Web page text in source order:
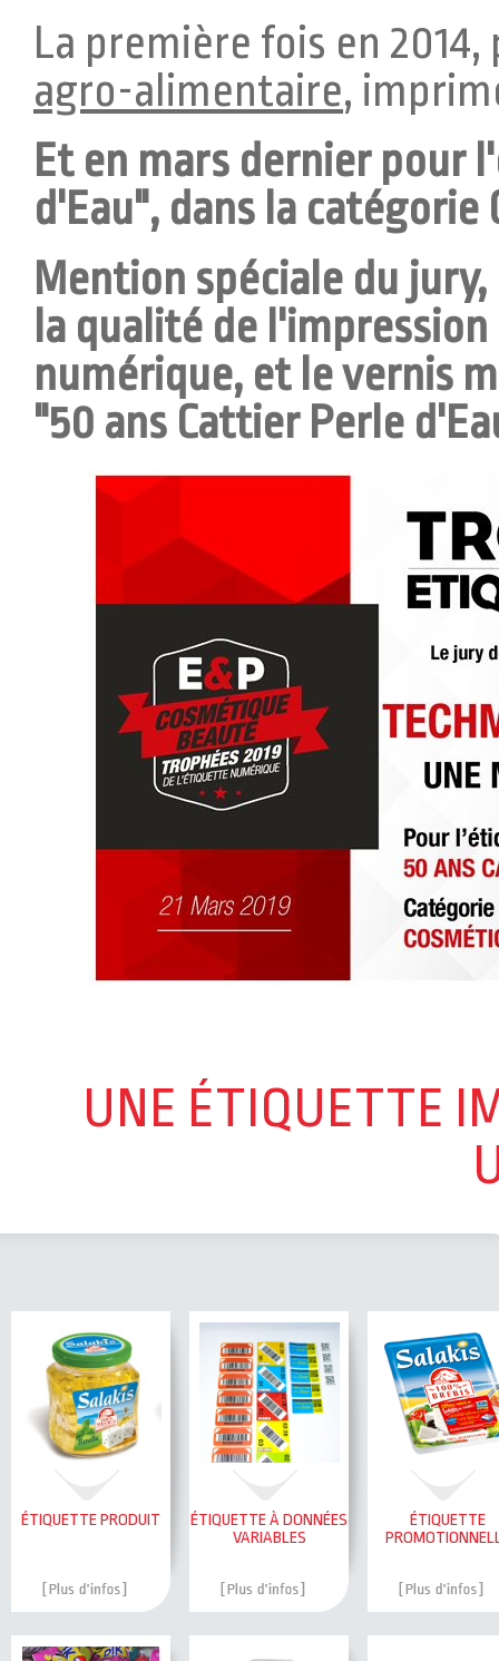
La première fois en
agro-alimentaire,
Et en mars dernier pour
d'Eau", dans la
Mention spéciale du
la qualité de
numérique, et le vernis
"50 ans Cattier Perle
UNE ÉTIQUETTE
ÉTIQUETTE PRODUIT
ÉTIQUETTE À DONNÉES
VARIABLES
ÉTIQUETTE